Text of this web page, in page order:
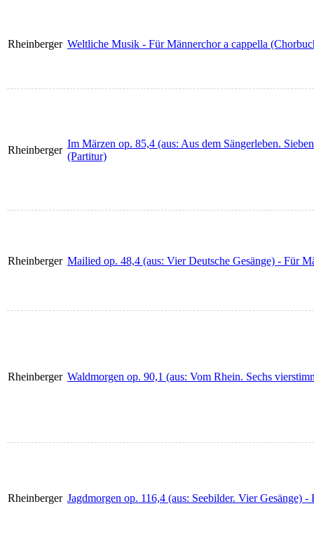
Rheinberger Weltliche Musik - Für Männerchor a cappella
Rheinberger
Im Märzen op. 85,4 (aus: Aus dem Sängerleben.
(Partitur)
Rheinberger Mailied op. 48,4 (aus: Vier Deutsche Gesänge) - Für
Rheinberger Waldmorgen op. 90,1 (aus: Vom Rhein. Sechs
Rheinberger Jagdmorgen op. 116,4 (aus: Seebilder. Vier Gesänge)